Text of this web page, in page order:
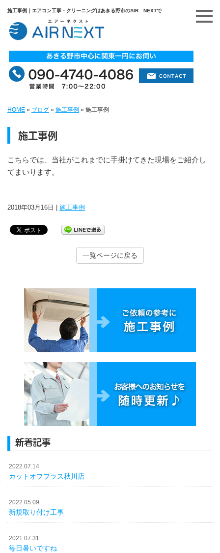
施工事例｜エアコン工事・クリーニングはあきる野市のAIR NEXTで
HOME » ブログ » 施工事例 » 施工事例
施工事例
こちらでは、当社がこれまでに手掛けてきた現場をご紹介し
てまいります。
2018年03月16日 | 施工事例
一覧ページに戻る
新着記事
2022.07.14
カットオフプラス秋川店
2022.05.09
新規取り付け工事
2021.07.31
毎日暑いですね